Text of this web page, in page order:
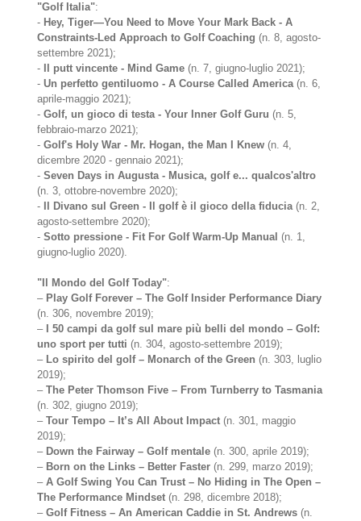
"Golf Italia":
- Hey, Tiger—You Need to Move Your Mark Back - A
Constraints-Led Approach to Golf Coaching (n. 8, agosto-
settembre 2021);
-
Il putt vincente - Mind Game (n. 7, giugno-luglio 2021);
-Un perfetto gentiluomo - A Course Called America(n. 6,
aprile-maggio 2021);
-Golf, un gioco di testa - Your Inner Golf Guru (n. 5,
febbraio-marzo 2021);
-Golf's Holy War - Mr. Hogan, the Man I Knew (n. 4,
dicembre 2020 - gennaio 2021);
-Seven Days in Augusta - Musica, golf e... qualcos'altro
(n. 3, ottobre-novembre 2020);
-
Il Divano sul Green - Il golf è il gioco della fiducia(n. 2,
agosto-settembre 2020);
-Sotto pressione - Fit For Golf Warm-Up Manual (n. 1,
giugno-luglio 2020).
"Il Mondo del Golf Today":
– Play Golf Forever – The Golf Insider Performance Diary
(n. 306, novembre 2019);
–
I 50 campi da golf sul mare più belli del mondo – Golf:
uno sport per tutti (n. 304, agosto-settembre 2019);
– Lo spirito del golf – Monarch of the Green (n. 303, luglio
2019);
–The Peter Thomson Five – From Turnberry to Tasmania
(n. 302, giugno 2019);
–Tour Tempo – It’s All About Impact (n. 301, maggio
2019);
– Down the Fairway – Golf mentale (n. 300, aprile 2019);
– Born on the Links – Better Faster (n. 299, marzo 2019);
–A Golf Swing You Can Trust – No Hiding in The Open –
The Performance Mindset (n. 298, dicembre 2018);
–Golf Fitness – An American Caddie in St. Andrews (n.